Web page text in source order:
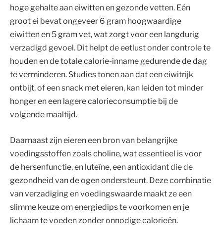
hoge gehalte aan eiwitten en gezonde vetten. Eén
groot ei bevat ongeveer 6 gram hoogwaardige
eiwitten en 5 gram vet, wat zorgt voor een langdurig
verzadigd gevoel. Dit helpt de eetlust onder controle te
houden en de totale calorie-inname gedurende de dag
te verminderen. Studies tonen aan dat een eiwitrijk
ontbijt, of een snack met eieren, kan leiden tot minder
honger en een lagere calorieconsumptie bij de
volgende maaltijd.
Daarnaast zijn eieren een bron van belangrijke
voedingsstoffen zoals choline, wat essentieel is voor
de hersenfunctie, en luteïne, een antioxidant die de
gezondheid van de ogen ondersteunt. Deze combinatie
van verzadiging en voedingswaarde maakt ze een
slimme keuze om energiedips te voorkomen en je
lichaam te voeden zonder onnodige calorieën.